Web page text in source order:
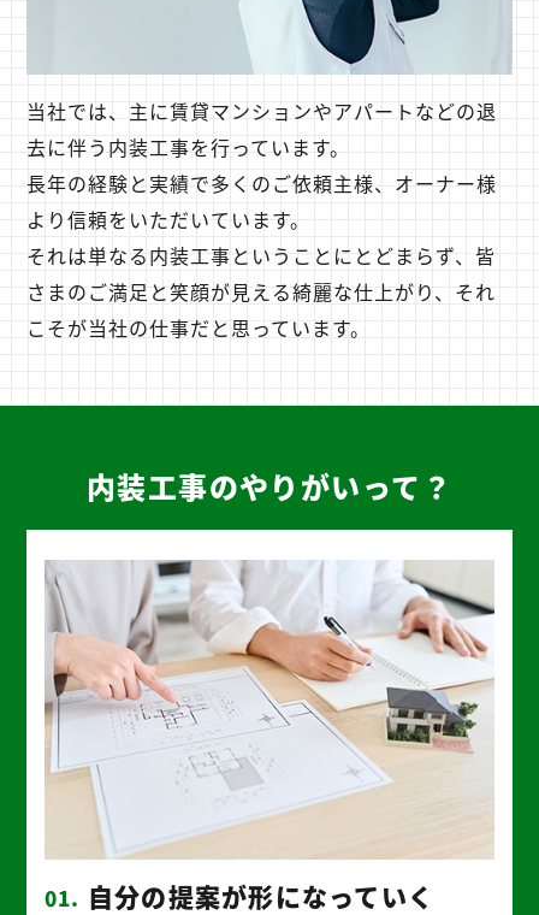
当社では、主に賃貸マンションやアパートなどの退
去に伴う内装工事を行っています。
長年の経験と実績で多くのご依頼主様、オーナー様
より信頼をいただいています。
それは単なる内装工事ということにとどまらず、皆
さまのご満足と笑顔が見える綺麗な仕上がり、それ
こそが当社の仕事だと思っています。
内装工事のやりがいって？
01. 自分の提案が形になっていく